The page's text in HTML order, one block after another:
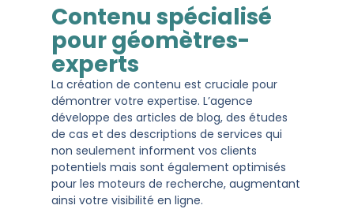
Contenu spécialisé
pour géomètres-
experts
La création de contenu est cruciale pour
démontrer votre expertise. L’agence
développe des articles de blog, des études
de cas et des descriptions de services qui
non seulement informent vos clients
potentiels mais sont également optimisés
pour les moteurs de recherche, augmentant
ainsi votre visibilité en ligne.